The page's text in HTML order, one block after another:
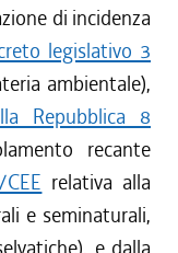
di incidenza
legislativo 3
ambientale),
Repubblica 8
recante
relativa alla
e seminaturali,